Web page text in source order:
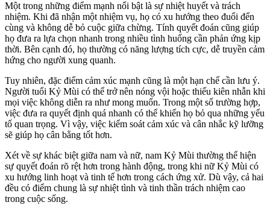
Một trong những điểm mạnh nổi bật là sự nhiệt huyết và trách
nhiệm. Khi đã nhận một nhiệm vụ, họ có xu hướng theo đuổi đến
cùng và không dễ bỏ cuộc giữa chừng. Tính quyết đoán cũng giúp
họ đưa ra lựa chọn nhanh trong nhiều tình huống cần phản ứng kịp
thời. Bên cạnh đó, họ thường có năng lượng tích cực, dễ truyền cảm
hứng cho người xung quanh.
Tuy nhiên, đặc điểm cảm xúc mạnh cũng là một hạn chế cần lưu ý.
Người tuổi Kỷ Mùi có thể trở nên nóng vội hoặc thiếu kiên nhẫn khi
mọi việc không diễn ra như mong muốn. Trong một số trường hợp,
việc đưa ra quyết định quá nhanh có thể khiến họ bỏ qua những yếu
tố quan trọng. Vì vậy, việc kiểm soát cảm xúc và cân nhắc kỹ lưỡng
sẽ giúp họ cân bằng tốt hơn.
Xét về sự khác biệt giữa nam và nữ, nam Kỷ Mùi thường thể hiện
sự quyết đoán rõ rệt hơn trong hành động, trong khi nữ Kỷ Mùi có
xu hướng linh hoạt và tinh tế hơn trong cách ứng xử. Dù vậy, cả hai
đều có điểm chung là sự nhiệt tình và tinh thần trách nhiệm cao
trong cuộc sống.